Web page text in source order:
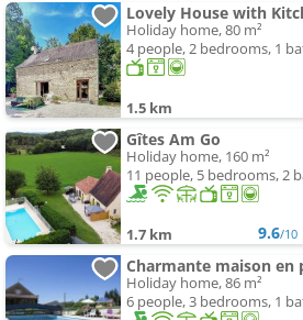
Lovely House with
Holiday home, 80 m²
4 people, 2 bedrooms, 1
1.5 km
Gîtes Am Go
Holiday home, 160 m²
11 people, 5 bedrooms, 2
1.7 km 9.6/10
Holiday home, 86 m²
6 people, 3 bedrooms, 1